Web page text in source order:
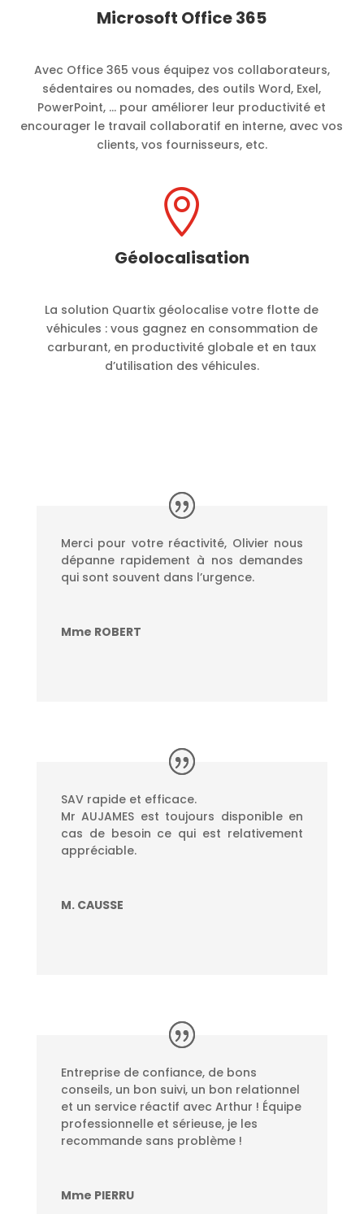
Microsoft Office 365
Avec Office 365 vous équipez vos collaborateurs,
sédentaires ou nomades, des outils Word, Exel,
PowerPoint, … pour améliorer leur productivité et
encourager le travail collaboratif en interne, avec vos
clients, vos fournisseurs, etc.

Géolocalisation
La solution Quartix géolocalise votre flotte de
véhicules : vous gagnez en consommation de
carburant, en productivité globale et en taux
d’utilisation des véhicules.
Merci pour votre réactivité, Olivier nous
dépanne rapidement à nos demandes
qui sont souvent dans l’urgence.
Mme ROBERT
SAV rapide et efficace.
Mr AUJAMES est toujours disponible en
cas de besoin ce qui est relativement
appréciable.
M. CAUSSE
Entreprise de confiance, de bons
conseils, un bon suivi, un bon relationnel
et un service réactif avec Arthur ! Équipe
professionnelle et sérieuse, je les
recommande sans problème !
Mme PIERRU